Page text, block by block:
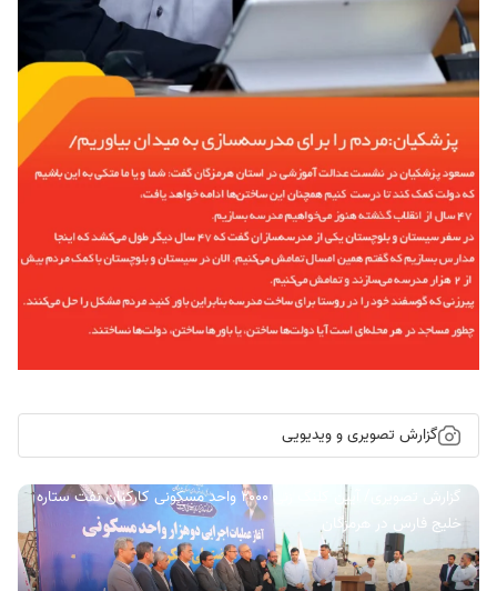
گزارش تصویری و ویدیویی
گزارش تصویری/ آیین کلنگ زنی ۲۰۰۰ واحد مسکونی کارکنان نفت ستاره
خلیج فارس در هرمزگان